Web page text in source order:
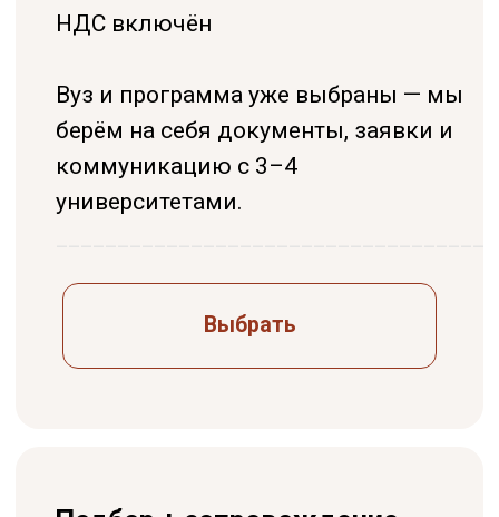
Учёба и переезд в Испанию без стресса и ошибок
Study Barcelona
Обучение
Студенческая виза
Вузы
Среднее образование
Высшее образование